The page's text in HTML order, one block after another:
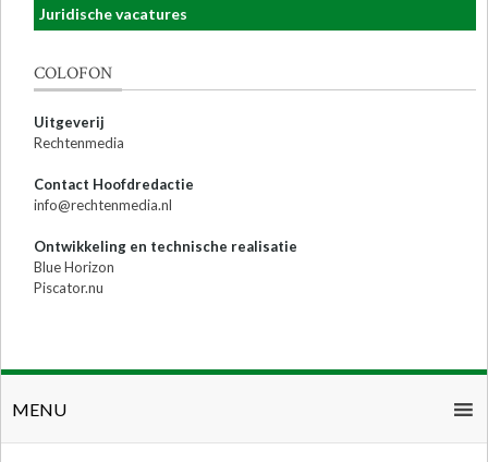
Juridische vacatures
COLOFON
Uitgeverij
Rechtenmedia
Contact Hoofdredactie
info@rechtenmedia.nl
Ontwikkeling en technische realisatie
Blue Horizon
Piscator.nu
MENU